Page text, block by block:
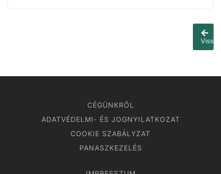
Vissza
CÉGÜNKRŐL
ADATVÉDELMI- ÉS JOGNYILATKOZAT
COOKIE SZABÁLYZAT
PANASZKEZELÉS